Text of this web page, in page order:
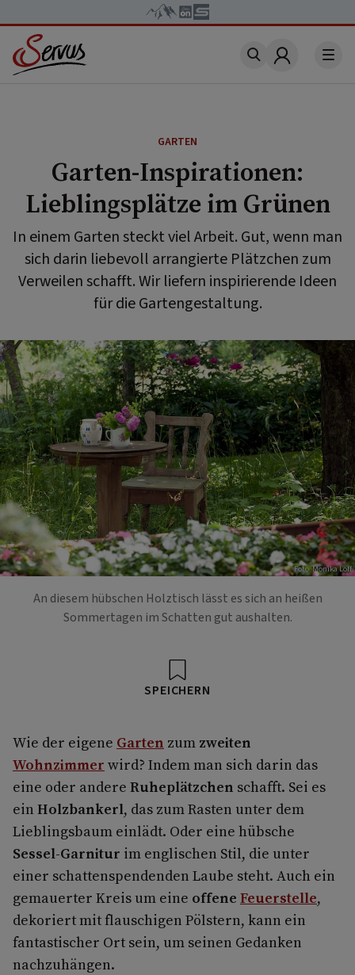
Account
GARTEN
Garten-Inspirationen:
Lieblingsplätze im Grünen
In einem Garten steckt viel Arbeit. Gut, wenn man
sich darin liebevoll arrangierte Plätzchen zum
Verweilen schafft. Wir liefern inspirierende Ideen
für die Gartengestaltung.
Foto: Monika Löff
An diesem hübschen Holztisch lässt es sich an heißen
Sommertagen im Schatten gut aushalten.
SPEICHERN
Wie der eigene Garten zum zweiten
Wohnzimmer wird? Indem man sich darin das
eine oder andere Ruheplätzchen schafft. Sei es
ein Holzbankerl, das zum Rasten unter dem
Lieblingsbaum einlädt. Oder eine hübsche
Sessel-Garnitur im englischen Stil, die unter
einer schattenspendenden Laube steht. Auch ein
gemauerter Kreis um eine offene Feuerstelle,
dekoriert mit flauschigen Pölstern, kann ein
fantastischer Ort sein, um seinen Gedanken
nachzuhängen.